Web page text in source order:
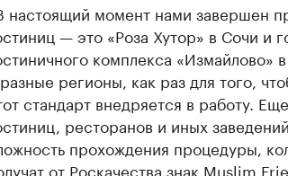
настоящий момент нами завершен
— это «Роза Хутор» в Сочи и
комплекса «Измайлово»
регионы, как раз для того,
стандарт внедряется в работу.
ресторанов и иных
прохождения процедуры,
от Роскачества знак Muslim